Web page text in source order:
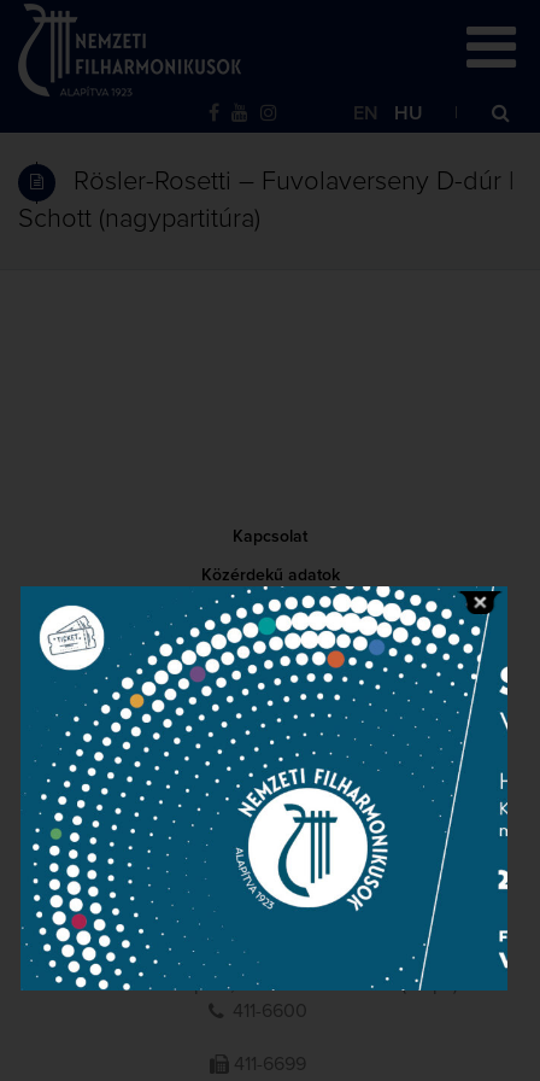
EN HU
Rösler-Rosetti – Fuvolaverseny D-dúr |
Schott (nagypartitúra)
Kapcsolat
Közérdekű adatok
Sajtószoba
Adatvédelem
Impresszum
NEMZETI
FILHARMONIKUSOK
1095 Budapest, Komor Marcell u. 1. (Müpa)
411-6600
411-6699